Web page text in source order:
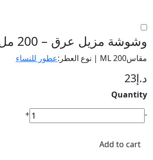
وشوشة مزيل عرق – 200 مل
مقاس200 ML | نوع العطر: عطور للنساء
د.إ23
Quantity
وشوشة
مزيل
-
+
Add to cart